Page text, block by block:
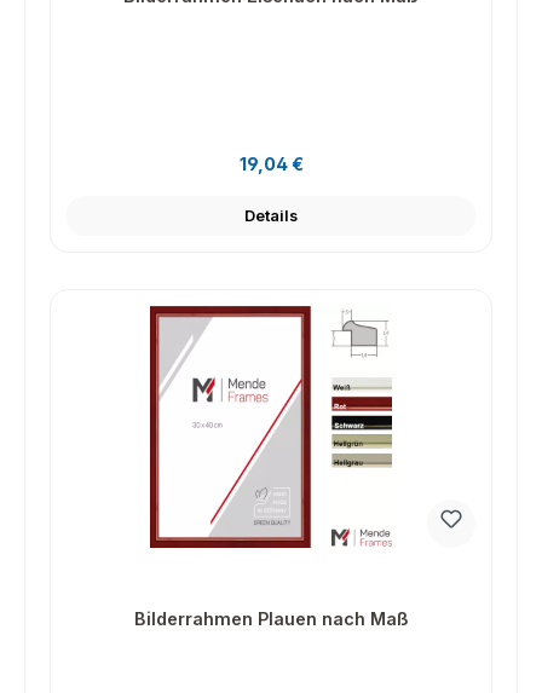
Regulärer Preis:
19,04 €
Details
Bilderrahmen Plauen nach Maß